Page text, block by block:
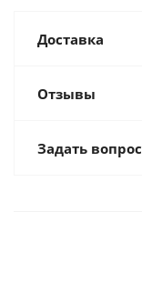
Доставка
Отзывы
Задать вопрос